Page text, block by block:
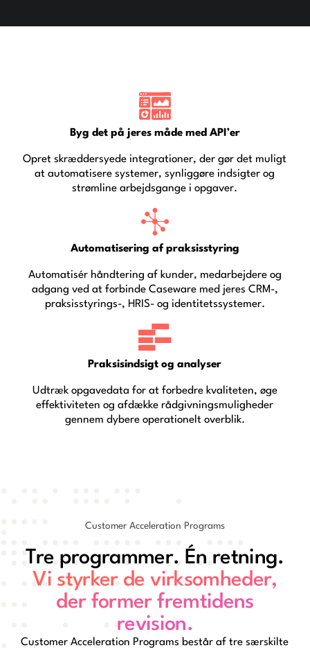
Byg det på jeres måde med API’er
Opret skræddersyede integrationer, der gør det muligt
at automatisere systemer, synliggøre indsigter og
strømline arbejdsgange i opgaver.
Automatisering af praksisstyring
Automatisér håndtering af kunder, medarbejdere og
adgang ved at forbinde Caseware med jeres CRM-,
praksisstyrings-, HRIS- og identitetssystemer.
Praksisindsigt og analyser
Udtræk opgavedata for at forbedre kvaliteten, øge
effektiviteten og afdække rådgivningsmuligheder
gennem dybere operationelt overblik.
Customer Acceleration Programs
Tre programmer. Én retning.
Vi styrker de virksomheder,
der former fremtidens
revision.
Customer Acceleration Programs består af tre særskilte